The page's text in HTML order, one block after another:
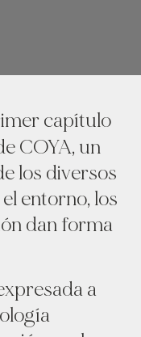
capítulo
COYA, un
los diversos
entorno, los
dan forma
a